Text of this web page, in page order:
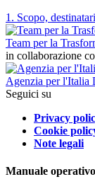
1. Scopo,
Team per la
in collaborazione
Agenzia per l'Italia
Seguici su
Privacy
Cookie
Note legali
Manuale